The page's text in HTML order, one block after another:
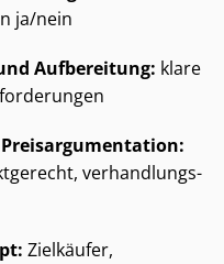
ja/nein
Aufbereitung: klare
ver­hand­lungs­
Zielkäufer,